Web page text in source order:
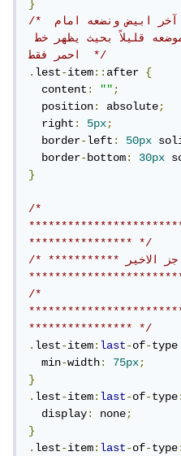
}
/* هنا نقوم بإنشاء مثلث آخر ابيض ونضعه امام
المثلث الحمر ونغيير موضعه قليلاً بحيث يظهر خط
احمر فقط  */
.lest-item::after {
  content
: "";
  position
: absolute;
  right
: 5px;
  border
-left: 50px
  border
-bottom: 30px
}
/*
**************** */
/* *********** حذف الحاجز الاخير
/*
**************** */
.lest-item:last-of-
  min
-width: 75px;
}
.lest-item:last-of-type
  display
: none;
}
.lest-item:last-of-type